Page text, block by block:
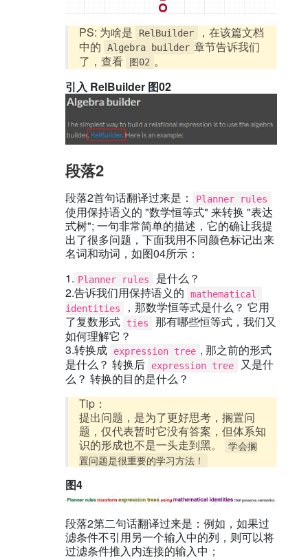
PS: 为啥是 RelBuilder
，在该篇文档
中的
Algebra builder 章节告诉我们
了，查看
图02 。
引入 RelBuilder 图02
段落2
段落2首句话翻译过来是： Planner rules
使用保持语义的 "数学恒等式" 来转换 "表达
式树"; 一句非常简单的描述，它的确让我提
出了很多问题，下面我用不同颜色标记出来
名词和动词，如图04所示：
1. Planner rules
是什么？
2.告诉我们用保持语义的
mathematical
identities
，那数学恒等式是什么？ 它用
了复数形式
ties
那有哪些恒等式，我们又
如何理解它？
3.转换成
expression tree , 那之前的形式
是什么？ 转换后
expression tree
又是什
么？ 转换的目的是什么？
Tip：
提出问题，是为了更好思考，搁置问
题，仅代表暂时它没有答案，但体系知
识的形成也不是一头走到黑。
学会搁
置问题是很重要的学习方法！
图4
段落2第二句话翻译过来是：例如，如果过
滤条件不引用另一个输入中的列，则可以将
过滤条件推入内连接的输入中；